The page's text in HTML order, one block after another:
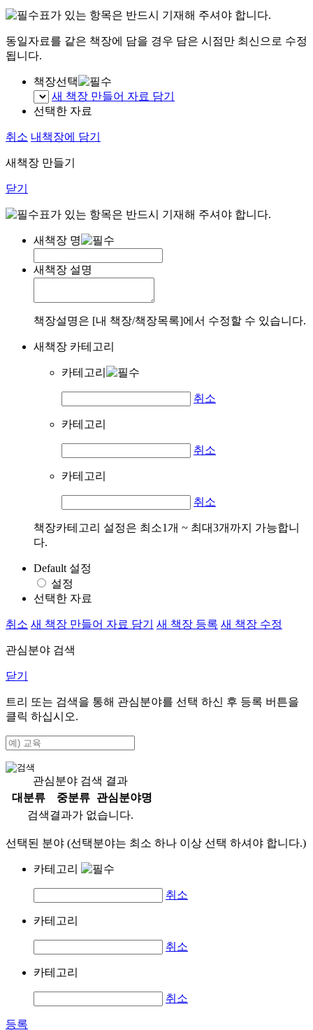
표가 있는 항목은 반드시 기재해 주셔야 합니다.
동일자료를 같은 책장에 담을 경우 담은 시점만 최신으로 수정
됩니다.
책장선택
새 책장 만들어 자료 담기
선택한 자료
취소 내책장에 담기
새책장 만들기
닫기
표가 있는 항목은 반드시 기재해 주셔야 합니다.
새책장 명
새책장 설명
책장설명은 [내 책장/책장목록]에서 수정할 수 있습니다.
새책장 카테고리
카테고리
취소
카테고리
취소
카테고리
취소
책장카테고리 설정은 최소1개 ~ 최대3개까지 가능합니
다.
Default 설정
설정
선택한 자료
취소 새 책장 만들어 자료 담기 새 책장 등록 새 책장 수정
관심분야 검색
닫기
트리 또는 검색을 통해 관심분야를 선택 하신 후 등록 버튼을
클릭 하십시오.
관심분야 검색 결과
대분류
중분류
관심분야명
검색결과가 없습니다.
선택된 분야 (선택분야는 최소 하나 이상 선택 하셔야 합니다.)
카테고리
취소
카테고리
취소
카테고리
취소
등록